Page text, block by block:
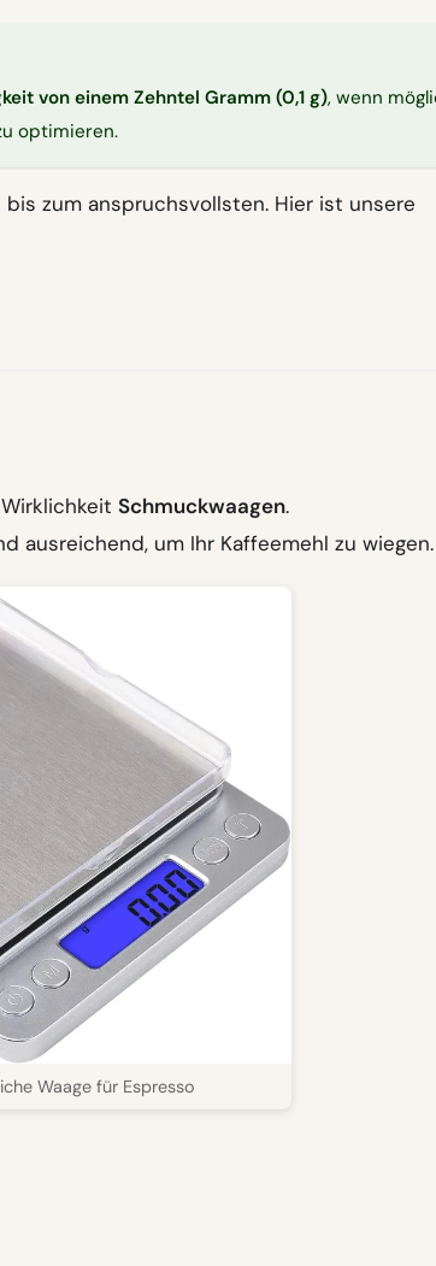
von einem Zehntel Gramm (0,1 g), wenn
optimieren.
zum anspruchsvollsten. Hier ist unsere
Schmuckwaagen.
ausreichend, um Ihr Kaffeemehl zu wiegen.
Waage für Espresso